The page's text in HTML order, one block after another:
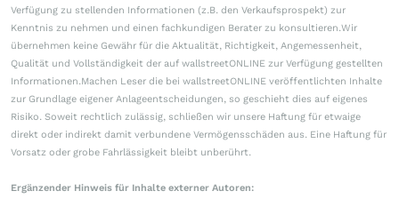
Verfügung zu stellenden Informationen (z.B. den Verkaufsprospekt) zur
Kenntnis zu nehmen und einen fachkundigen Berater zu konsultieren.Wir
übernehmen keine Gewähr für die Aktualität, Richtigkeit, Angemessenheit,
Qualität und Vollständigkeit der auf wallstreetONLINE zur Verfügung gestellten
Informationen.Machen Leser die bei wallstreetONLINE veröffentlichten Inhalte
zur Grundlage eigener Anlageentscheidungen, so geschieht dies auf eigenes
Risiko. Soweit rechtlich zulässig, schließen wir unsere Haftung für etwaige
direkt oder indirekt damit verbundene Vermögensschäden aus. Eine Haftung für
Vorsatz oder grobe Fahrlässigkeit bleibt unberührt.
Ergänzender Hinweis für Inhalte externer Autoren: